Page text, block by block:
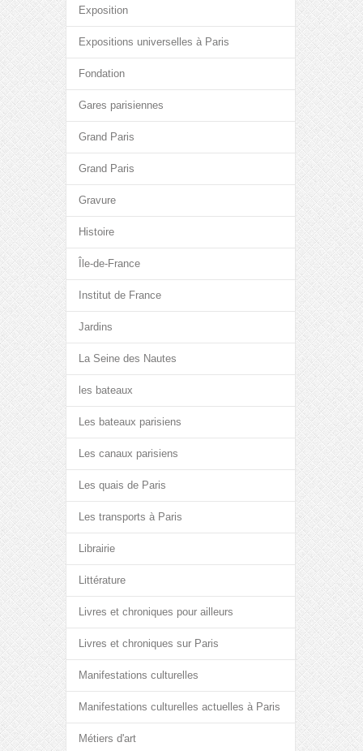
Exposition
Expositions universelles à Paris
Fondation
Gares parisiennes
Grand Paris
Grand Paris
Gravure
Histoire
Île-de-France
Institut de France
Jardins
La Seine des Nautes
les bateaux
Les bateaux parisiens
Les canaux parisiens
Les quais de Paris
Les transports à Paris
Librairie
Littérature
Livres et chroniques pour ailleurs
Livres et chroniques sur Paris
Manifestations culturelles
Manifestations culturelles actuelles à Paris
Métiers d'art